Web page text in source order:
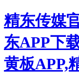
精东传媒
东APP下
黄板APP,